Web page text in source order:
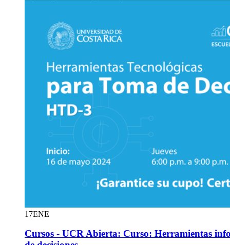
17ENE
Cursos - UCR Abierta: Curso: Herramientas